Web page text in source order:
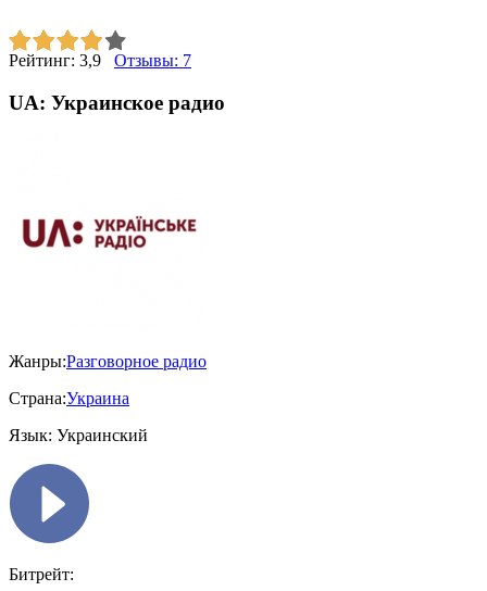
Рейтинг: 3,9 Отзывы: 7
UA: Украинское радио
Жанры:Разговорное радио
Страна:Украина
Язык: Украинский
Битрейт: